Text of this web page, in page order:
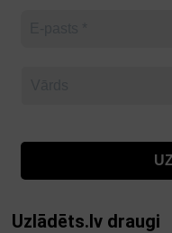
Uzlādēts.lv draugi